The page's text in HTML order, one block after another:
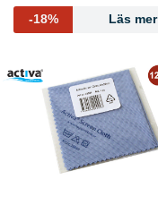
-18% Läs mer